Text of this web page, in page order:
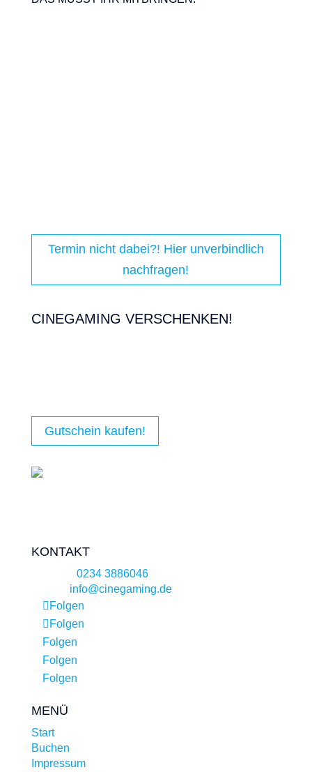
Termin nicht dabei?! Hier unverbindlich
nachfragen!
CINEGAMING VERSCHENKEN!
Gutschein kaufen!
KONTAKT
0234 3886046
info@cinegaming.de
Folgen
Folgen
Folgen
Folgen
Folgen
MENÜ
Start
Buchen
Impressum